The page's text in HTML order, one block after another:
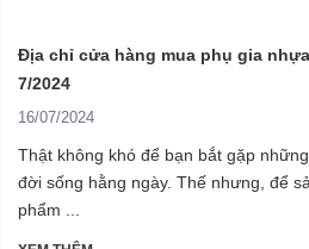
Địa chỉ cửa hàng mua phụ gia
7/2024
16/07/2024
Thật không khó để bạn bắt gặp
đời sống hằng ngày. Thế nhưng, để
phẩm ...